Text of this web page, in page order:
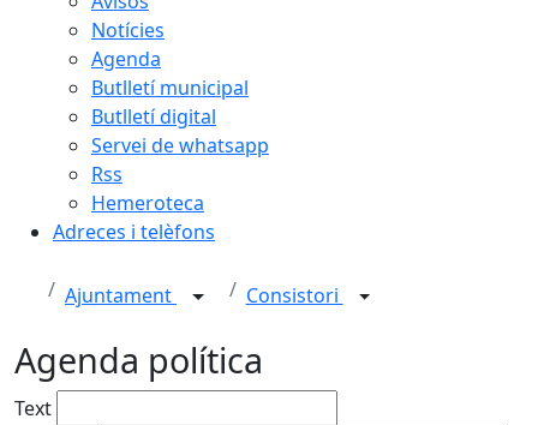
Notícies
Agenda
Butlletí municipal
Butlletí digital
Servei de whatsapp
Rss
Hemeroteca
Adreces i telèfons
Ajuntament Consistori
Agenda política
Text